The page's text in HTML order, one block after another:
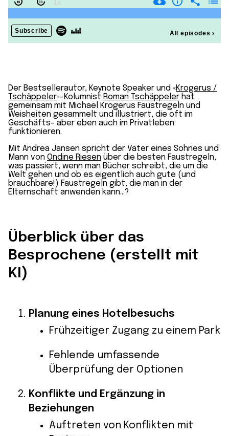
Der Bestsellerautor, Keynote Speaker und «Krogerus /
Tschäppeler»-Kolumnist Roman Tschäppeler hat
gemeinsam mit Michael Krogerus Faustregeln und
Weisheiten gesammelt und illustriert, die oft im
Geschäfts- aber eben auch im Privatleben
funktionieren.
Mit Andrea Jansen spricht der Vater eines Sohnes und
Mann von Ondine Riesen über die besten Faustregeln,
was passiert, wenn man Bücher schreibt, die um die
Welt gehen und ob es eigentlich auch gute (und
brauchbare!) Faustregeln gibt, die man in der
Elternschaft anwenden kann…?
Überblick über das
Besprochene (erstellt mit
KI)
Planung eines Hotelbesuchs
Frühzeitiger Zugang zu einem Park
Fehlende umfassende
Überprüfung der Optionen
Konflikte und Ergänzung in
Beziehungen
Auftreten von Konflikten mit